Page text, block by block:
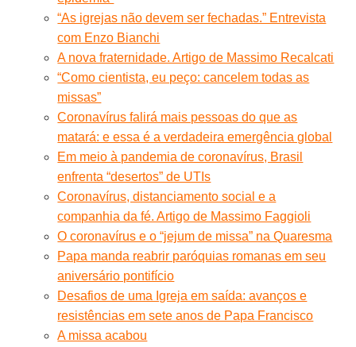
“As igrejas não devem ser fechadas.” Entrevista
com Enzo Bianchi
A nova fraternidade. Artigo de Massimo Recalcati
“Como cientista, eu peço: cancelem todas as
missas”
Coronavírus falirá mais pessoas do que as
matará: e essa é a verdadeira emergência global
Em meio à pandemia de coronavírus, Brasil
enfrenta “desertos” de UTIs
Coronavírus, distanciamento social e a
companhia da fé. Artigo de Massimo Faggioli
O coronavírus e o “jejum de missa” na Quaresma
Papa manda reabrir paróquias romanas em seu
aniversário pontifício
Desafios de uma Igreja em saída: avanços e
resistências em sete anos de Papa Francisco
A missa acabou